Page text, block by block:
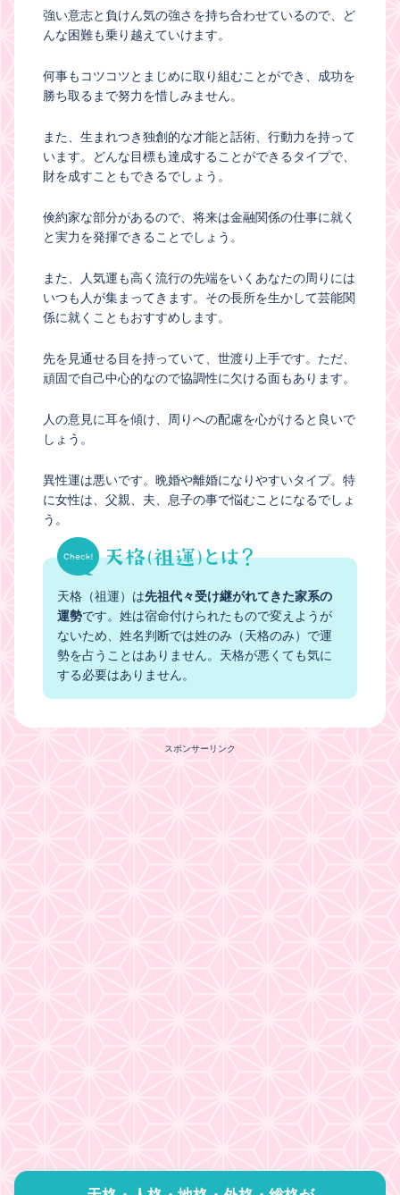
強い意志と負けん気の強さを持ち合わせているので、ど
んな困難も乗り越えていけます。
何事もコツコツとまじめに取り組むことができ、成功を
勝ち取るまで努力を惜しみません。
また、生まれつき独創的な才能と話術、行動力を持って
います。どんな目標も達成することができるタイプで、
財を成すこともできるでしょう。
倹約家な部分があるので、将来は金融関係の仕事に就く
と実力を発揮できることでしょう。
また、人気運も高く流行の先端をいくあなたの周りには
いつも人が集まってきます。その長所を生かして芸能関
係に就くこともおすすめします。
先を見通せる目を持っていて、世渡り上手です。ただ、
頑固で自己中心的なので協調性に欠ける面もあります。
人の意見に耳を傾け、周りへの配慮を心がけると良いで
しょう。
異性運は悪いです。晩婚や離婚になりやすいタイプ。特
に女性は、父親、夫、息子の事で悩むことになるでしょ
う。
天格（祖運）は先祖代々受け継がれてきた家系の
運勢です。姓は宿命付けられたもので変えようが
ないため、姓名判断では姓のみ（天格のみ）で運
勢を占うことはありません。天格が悪くても気に
する必要はありません。
スポンサーリンク